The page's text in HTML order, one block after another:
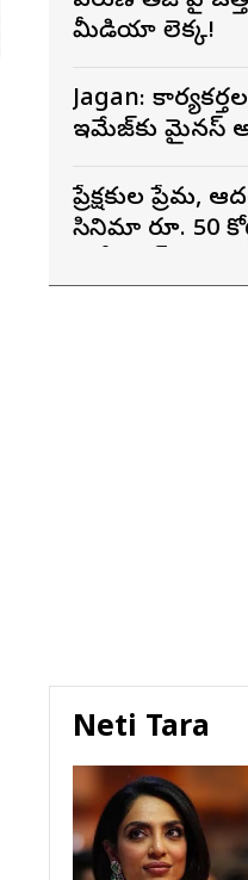
మీడియా లెక్క!
Jagan:
ఇమేజ్‌కు మైనస్
ప్రేక్షకుల ప్రేమ,
సినిమా రూ. 50
స్టోరీ రైటర్,
Neti Tara